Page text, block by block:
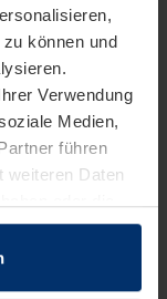
können und
Verwendung
Medien,
führen
weiteren Daten
gesammelt